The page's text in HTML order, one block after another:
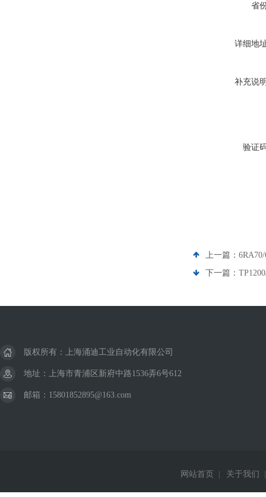
省
详细地
补充说
验证
上一篇：
下一篇：
版权所有：上海涌迪工业自动化有限公司
地址：上海市青浦区新府中路1536弄6号612
邮箱：15801852895@163.com
网站首页 关于我们